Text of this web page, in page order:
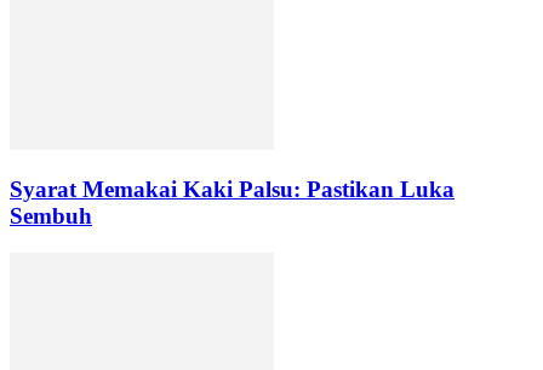
Syarat Memakai Kaki Palsu: Pastikan Luka
Sembuh